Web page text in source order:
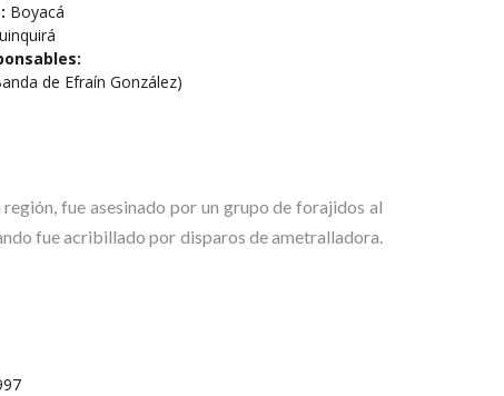
Boyacá
de Efraín González)
fue asesinado por un grupo de forajidos al
fue acribillado por disparos de ametralladora.